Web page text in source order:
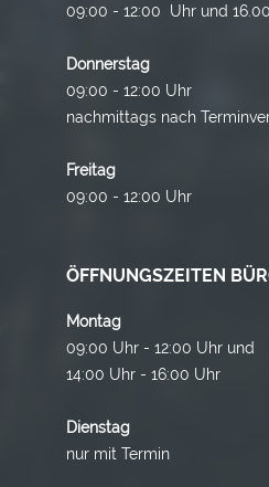
09:00 - 12:00 Uhr und
Donnerstag
09:00 - 12:00 Uhr
nachmittags nach
Freitag
09:00 - 12:00 Uhr
ÖFFNUNGSZEITEN
Montag
09:00 Uhr - 12:00 Uhr und
14:00 Uhr - 16:00 Uhr
Dienstag
nur mit Termin